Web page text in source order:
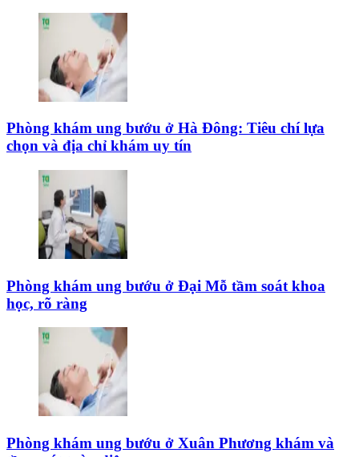
Phòng khám ung bướu ở Hà Đông: Tiêu chí lựa
chọn và địa chỉ khám uy tín
Phòng khám ung bướu ở Đại Mỗ tầm soát khoa
học, rõ ràng
Phòng khám ung bướu ở Xuân Phương khám và